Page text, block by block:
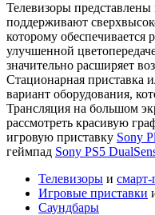
Телевизоры
поддерживают
которому обеспечивается
улучшенной
значительно расширяет
Стационарная приставка
вариант оборудования,
Трансляция на большом
рассмотреть красивую
игровую приставку Sony
геймпад Sony PS5
Телевизоры и смарт-
Игровые приставки
Саундбары